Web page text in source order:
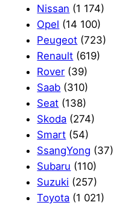
Nissan (1 174)
Opel (14 100)
Peugeot (723)
Renault (619)
Rover (39)
Saab (310)
Seat (138)
Skoda (274)
Smart (54)
SsangYong (37)
Subaru (110)
Suzuki (257)
Toyota (1 021)